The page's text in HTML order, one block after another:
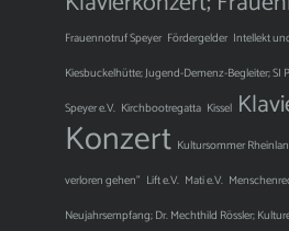
Frauennotruf Speyer Fördergelder Intellekt
Kiesbuckelhütte; Jugend-Demenz-Begleiter; SI
Speyer e.V. Kirchbootregatta Kissel
Konzert Kultursommer
verloren gehen" Lift e.V. Mati e.V.
Neujahrsempfang; Dr. Mechthild Rössler;